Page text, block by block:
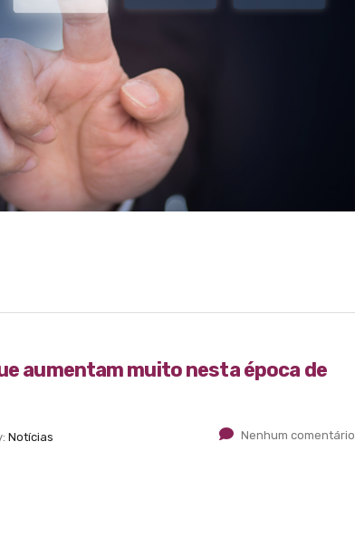
aumentam muito nesta época de
Notícias Nenhum comentário